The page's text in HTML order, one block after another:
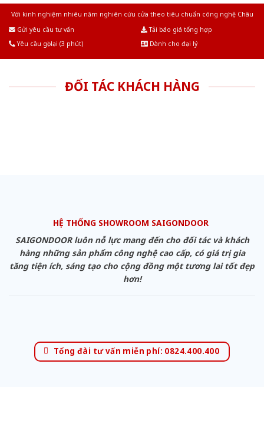
Với kinh nghiệm nhiêu năm nghiên cứu cửa theo tiêu chuẩn công nghệ Châu
Gửi yêu cầu tư vấn
Tải báo giá tổng hợp
Yêu cầu gọi lại (3 phút)
Dành cho đại lý
ĐỐI TÁC KHÁCH HÀNG
HỆ THỐNG SHOWROOM SAIGONDOOR
SAIGONDOOR luôn nỗ lực mang đến cho đối tác và khách
hàng những sản phẩm công nghệ cao cấp, có giá trị gia
tăng tiện ích, sáng tạo cho cộng đồng một tương lai tốt đẹp
hơn!
Tổng đài tư vấn miễn phí: 0824.400.400